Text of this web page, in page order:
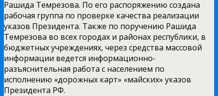
Рашида Темрезова. По его распоряжению создана
рабочая группа по проверке качества реализации
указов Президента. Также по поручению Рашида
Темрезова во всех городах и районах республики, в
бюджетных учреждениях, через средства массовой
информации ведется информационно-
разъяснительная работа с населением по
исполнению «дорожных карт» «майских» указов
Президента РФ.